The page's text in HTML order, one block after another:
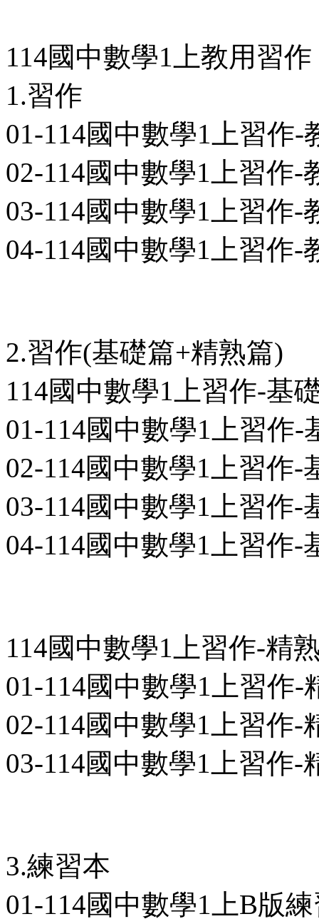
114國中數學1上教用習作
1.習作
01-114國中數學1上習作-
02-114國中數學1上習作-
03-114國中數學1上習作-
04-114國中數學1上習作-
2.習作(基礎篇+精熟篇)
114國中數學1上習作-基
01-114國中數學1上習作-
02-114國中數學1上習作-
03-114國中數學1上習作-
04-114國中數學1上習作-
114國中數學1上習作-精
01-114國中數學1上習作-
02-114國中數學1上習作-
03-114國中數學1上習作-
3.練習本
01-114國中數學1上B版